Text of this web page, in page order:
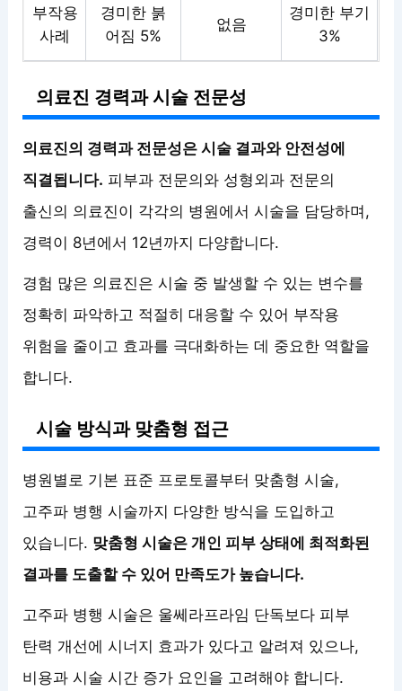
부작용
사례
경미한 붉
어짐 5%
없음
경미한 부기
3%
의료진 경력과 시술 전문성
의료진의 경력과 전문성은 시술 결과와 안전성에
직결됩니다. 피부과 전문의와 성형외과 전문의
출신의 의료진이 각각의 병원에서 시술을 담당하며,
경력이 8년에서 12년까지 다양합니다.
경험 많은 의료진은 시술 중 발생할 수 있는 변수를
정확히 파악하고 적절히 대응할 수 있어 부작용
위험을 줄이고 효과를 극대화하는 데 중요한 역할을
합니다.
시술 방식과 맞춤형 접근
병원별로 기본 표준 프로토콜부터 맞춤형 시술,
고주파 병행 시술까지 다양한 방식을 도입하고
있습니다. 맞춤형 시술은 개인 피부 상태에 최적화된
결과를 도출할 수 있어 만족도가 높습니다.
고주파 병행 시술은 울쎄라프라임 단독보다 피부
탄력 개선에 시너지 효과가 있다고 알려져 있으나,
비용과 시술 시간 증가 요인을 고려해야 합니다.